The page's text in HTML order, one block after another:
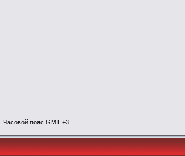
. Часовой пояс GMT +3.